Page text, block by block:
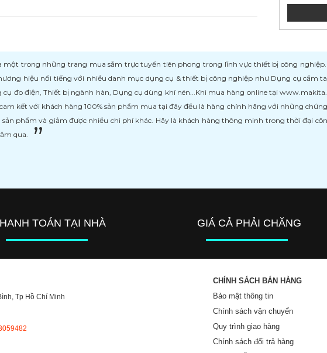
trong những trang mua sắm trực tuyến tiên phong trong lĩnh vực thiết bị công nghiệp.
hiệu nổi tiếng với nhiều danh mục dụng cụ & thiết bị công nghiệp như Dụng cụ cầm
đo điện, Thiết bị ngành hàn, Dụng cụ dùng khí nén...Khi mua hàng online tại
kết với khách hàng 100% sản phẩm mua tại đây đều là hàng chính hãng với những
phẩm và giảm được nhiều chi phí khác. Hãy là khách hàng thông minh trong thời đại
qua.
TOÁN TẠI NHÀ GIÁ CẢ PHẢI CHĂNG
Tp Hồ Chí Minh
CHÍNH SÁCH BÁN HÀNG
Bảo mật thông tin
Chính sách vận chuyển
Quy trình giao hàng
Chính sách đổi trả hàng